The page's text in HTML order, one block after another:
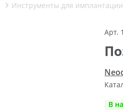
Инструменты для имплантации
Арт.
В